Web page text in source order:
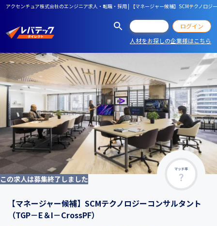
アクセンチュア株式会社のエンジニア求人・転職・採用 | 【マネージャー候補】SCMテクノロジ
ログイン
人材をお探しの企業様はこちら
マッチ率
この求人は募集終了しました
【マネージャー候補】SCMテクノロジーコンサルタント
（TGP－E＆I－CrossPF）